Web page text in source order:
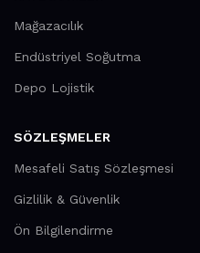
Mağazacılık
Endüstriyel Soğutma
Depo Lojistik
SÖZLEŞMELER
Mesafeli Satış Sözleşmesi
Gizlilik & Güvenlik
Ön Bilgilendirme